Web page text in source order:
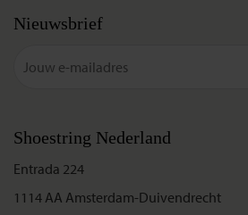
Nieuwsbrief
Shoestring Nederland
Entrada 224
1114 AA Amsterdam-Duivendrecht